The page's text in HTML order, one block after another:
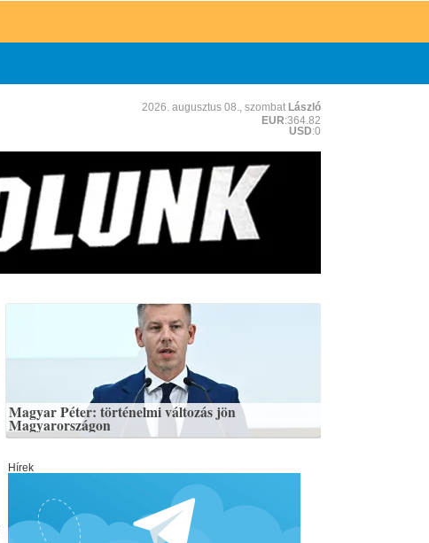
2026. augusztus 08., szombat László
EUR:364.82
USD:0
Magyar Péter: történelmi változás jön
Magyarországon
Hírek